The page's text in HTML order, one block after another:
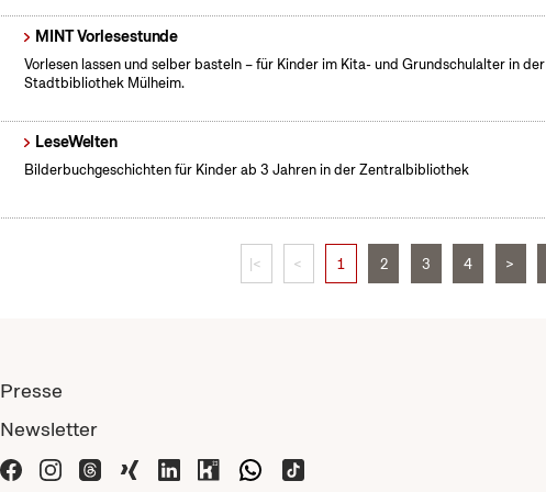
MINT Vorlesestunde
Vorlesen lassen und selber basteln – für Kinder im Kita- und Grundschulalter in der
Stadtbibliothek Mülheim.
LeseWelten
Bilderbuchgeschichten für Kinder ab 3 Jahren in der Zentralbibliothek
|< < 1 2 3 4 >
Presse
Newsletter